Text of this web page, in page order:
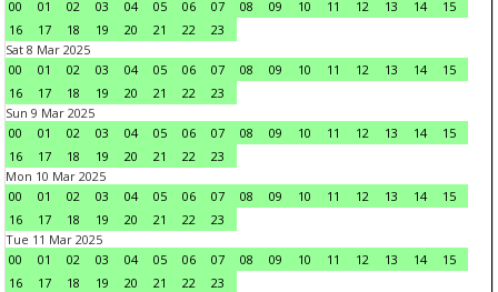
00
01 02 03 04 05 06 07 08 09 10 11 12 13 14
15
16
17 18 19 20 21 22
23
Sat 8 Mar 2025
00
01 02 03 04 05 06 07 08 09 10 11 12 13 14
15
16
17 18 19 20 21 22
23
Sun 9 Mar 2025
00
01 02 03 04 05 06 07 08 09 10 11 12 13 14
15
16
17 18 19 20 21 22
23
Mon 10 Mar 2025
00
01 02 03 04 05 06 07 08 09 10 11 12 13 14
15
16
17 18 19 20 21 22
23
Tue 11 Mar 2025
00
01 02 03 04 05 06 07 08 09 10 11 12 13 14
15
16
17 18 19 20 21 22
23